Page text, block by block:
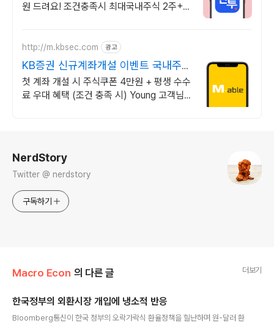
원 드려요! 조건충족시 최대국내주식 2주+2
http://m.kbsec.com 광고
KB증권 신규계좌개설 이벤트 국내주
식쿠폰 최대 5만원
첫 계좌 개설 시 주식쿠폰 4만원 + 평생 수수
료 우대 혜택 (조건 충족 시) Young 고객님
NerdStory
Twitter @ nerdstory
구독하기
Macro Econ 의 다른 글 더보기
한국정부의 외환시장 개입에 냉소적 반응
Bloomberg통신이 한국 정부의 오락가락식 환율정책을 힐난하며 원-달러 환